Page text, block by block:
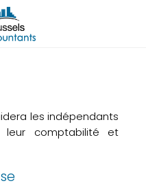
les indépendants
comptabilité et